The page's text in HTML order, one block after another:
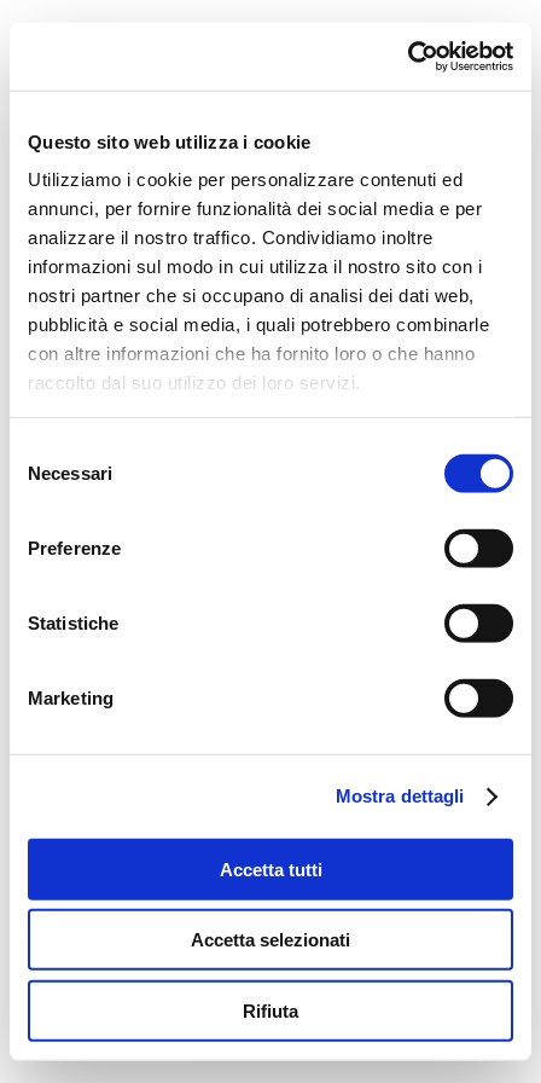
Questo sito web utilizza i cookie
Utilizziamo i cookie per personalizzare contenuti ed
annunci, per fornire funzionalità dei social media e per
analizzare il nostro traffico. Condividiamo inoltre
informazioni sul modo in cui utilizza il nostro sito con i
nostri partner che si occupano di analisi dei dati web,
pubblicità e social media, i quali potrebbero combinarle
con altre informazioni che ha fornito loro o che hanno
raccolto dal suo utilizzo dei loro servizi.
delNecessari
Preferenze
Statistiche
Marketing
Mostra dettagli
Accetta tutti
Accetta selezionati
Rifiuta
Direttore artistico
Professori D’Orchestra
La Storia
I Protagonisti
I Festival
Regolamento di Sala
Area Tecnica
Calendario
Cartellone
I Pomeriggi Musicali
Teatro Dal Verme
Biglietteria